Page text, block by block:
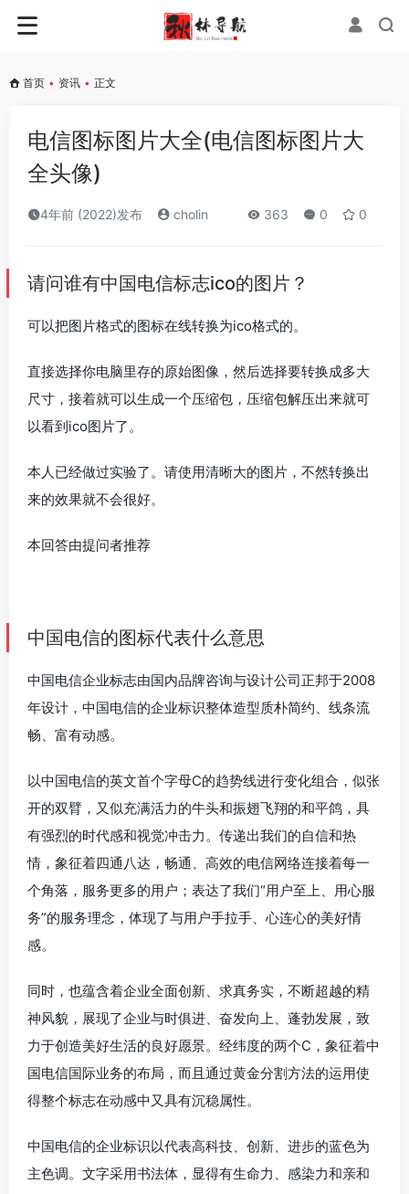
首页 • 资讯 • 正文
电信图标图片大全(电信图标图片大
全头像)
4年前 (2022)发布 cholin 363 0 0
请问谁有中国电信标志ico的图片？
可以把图片格式的图标在线转换为ico格式的。
直接选择你电脑里存的原始图像，然后选择要转换成多大
尺寸，接着就可以生成一个压缩包，压缩包解压出来就可
以看到ico图片了。
本人已经做过实验了。请使用清晰大的图片，不然转换出
来的效果就不会很好。
本回答由提问者推荐
中国电信的图标代表什么意思
中国电信企业标志由国内品牌咨询与设计公司正邦于2008
年设计，中国电信的企业标识整体造型质朴简约、线条流
畅、富有动感。
以中国电信的英文首个字母C的趋势线进行变化组合，似张
开的双臂，又似充满活力的牛头和振翅飞翔的和平鸽，具
有强烈的时代感和视觉冲击力。传递出我们的自信和热
情，象征着四通八达，畅通、高效的电信网络连接着每一
个角落，服务更多的用户；表达了我们“用户至上、用心服
务”的服务理念，体现了与用户手拉手、心连心的美好情
感。
同时，也蕴含着企业全面创新、求真务实，不断超越的精
神风貌，展现了企业与时俱进、奋发向上、蓬勃发展，致
力于创造美好生活的良好愿景。经纬度的两个C，象征着中
国电信国际业务的布局，而且通过黄金分割方法的运用使
得整个标志在动感中又具有沉稳属性。
中国电信的企业标识以代表高科技、创新、进步的蓝色为
主色调。文字采用书法体，显得有生命力、感染力和亲和